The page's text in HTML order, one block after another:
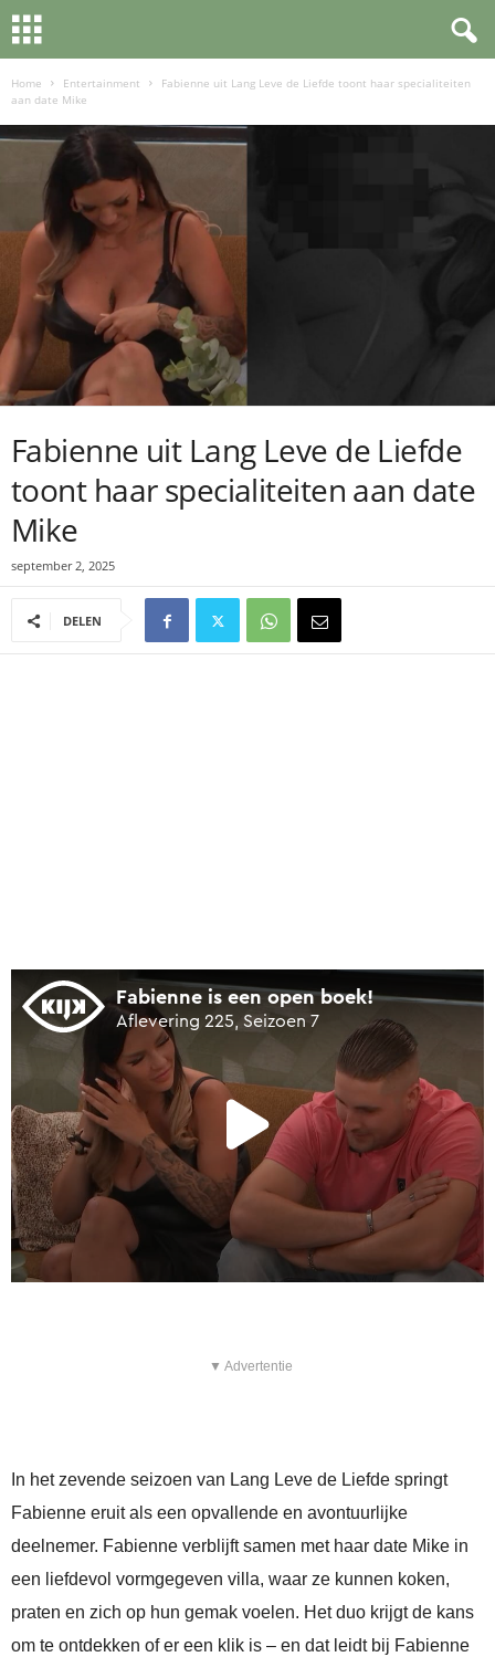
Home Entertainment
Fabienne uit Lang Leve de Liefde toont haar specialiteiten
aan date Mike
Fabienne uit Lang Leve de Liefde
toont haar specialiteiten aan date
Mike
september 2, 2025
DELEN
▼ Advertentie
In het zevende seizoen van Lang Leve de Liefde springt
Fabienne eruit als een opvallende en avontuurlijke
deelnemer. Fabienne verblijft samen met haar date Mike in
een liefdevol vormgegeven villa, waar ze kunnen koken,
praten en zich op hun gemak voelen. Het duo krijgt de kans
om te ontdekken of er een klik is – en dat leidt bij Fabienne